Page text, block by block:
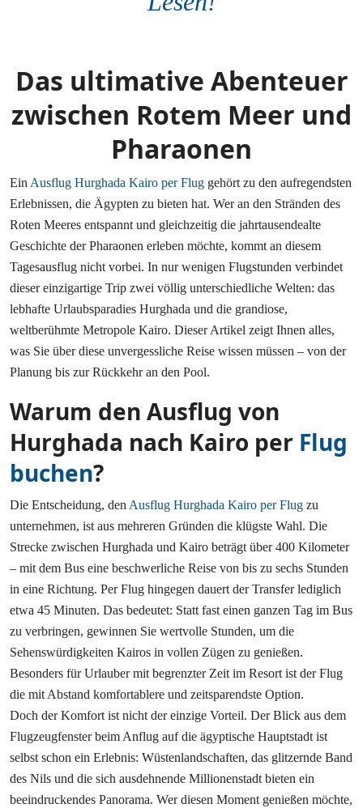
Das ultimative Abenteuer
zwischen Rotem Meer und
Pharaonen
Ein Ausflug Hurghada Kairo per Flug gehört zu den aufregendsten
Erlebnissen, die Ägypten zu bieten hat. Wer an den Stränden des
Roten Meeres entspannt und gleichzeitig die jahrtausendealte
Geschichte der Pharaonen erleben möchte, kommt an diesem
Tagesausflug nicht vorbei. In nur wenigen Flugstunden verbindet
dieser einzigartige Trip zwei völlig unterschiedliche Welten: das
lebhafte Urlaubsparadies Hurghada und die grandiose,
weltberühmte Metropole Kairo. Dieser Artikel zeigt Ihnen alles,
was Sie über diese unvergessliche Reise wissen müssen – von der
Planung bis zur Rückkehr an den Pool.
Warum den Ausflug von
Hurghada nach Kairo per Flug
buchen?
Die Entscheidung, den Ausflug Hurghada Kairo per Flug zu
unternehmen, ist aus mehreren Gründen die klügste Wahl. Die
Strecke zwischen Hurghada und Kairo beträgt über 400 Kilometer
– mit dem Bus eine beschwerliche Reise von bis zu sechs Stunden
in eine Richtung. Per Flug hingegen dauert der Transfer lediglich
etwa 45 Minuten. Das bedeutet: Statt fast einen ganzen Tag im Bus
zu verbringen, gewinnen Sie wertvolle Stunden, um die
Sehenswürdigkeiten Kairos in vollen Zügen zu genießen.
Besonders für Urlauber mit begrenzter Zeit im Resort ist der Flug
die mit Abstand komfortablere und zeitsparendste Option.
Doch der Komfort ist nicht der einzige Vorteil. Der Blick aus dem
Flugzeugfenster beim Anflug auf die ägyptische Hauptstadt ist
selbst schon ein Erlebnis: Wüstenlandschaften, das glitzernde Band
des Nils und die sich ausdehnende Millionenstadt bieten ein
beeindruckendes Panorama. Wer diesen Moment genießen möchte,